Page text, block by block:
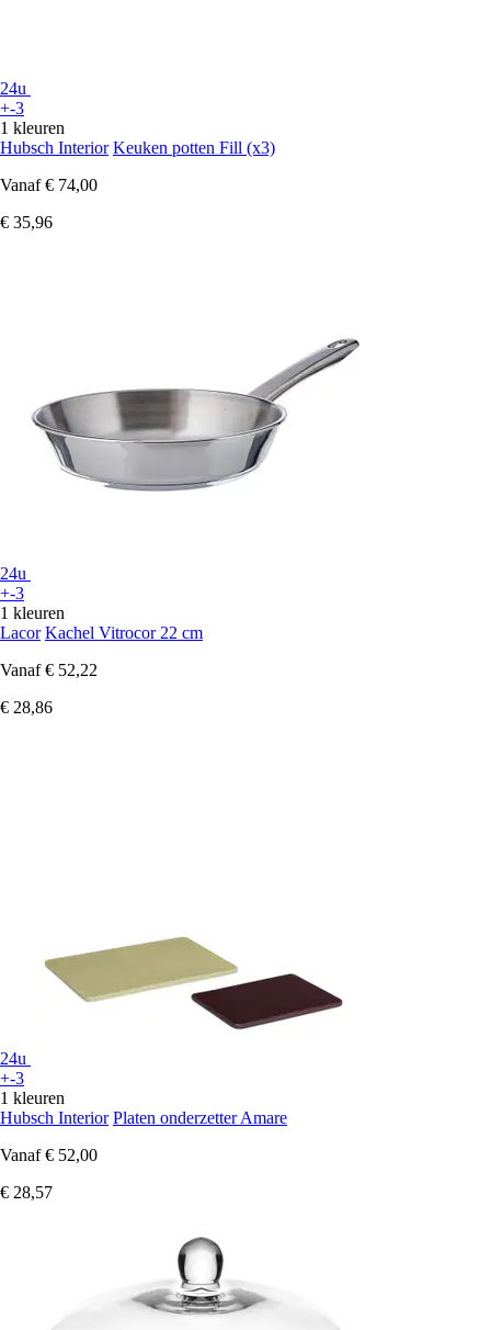
24u
+-3
1 kleuren
Hubsch Interior Keuken potten Fill (x3)
Vanaf € 74,00
€ 35,96
24u
+-3
1 kleuren
Lacor Kachel Vitrocor 22 cm
Vanaf € 52,22
€ 28,86
24u
+-3
1 kleuren
Hubsch Interior Platen onderzetter Amare
Vanaf € 52,00
€ 28,57